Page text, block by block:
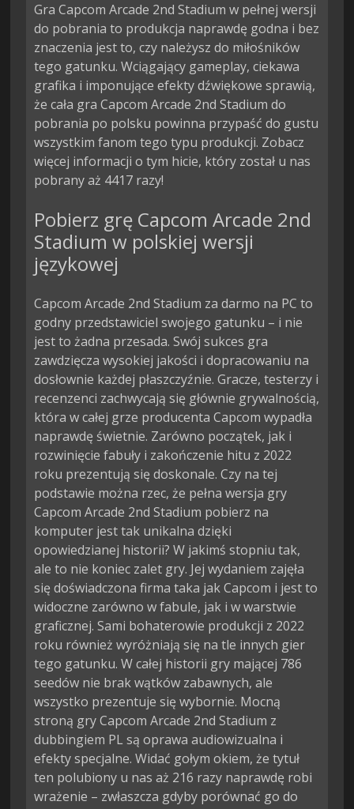
Gra Capcom Arcade 2nd Stadium w pełnej wersji
do pobrania to produkcja naprawdę godna i bez
znaczenia jest to, czy należysz do miłośników
tego gatunku. Wciągający gameplay, ciekawa
grafika i imponujące efekty dźwiękowe sprawią,
że cała gra Capcom Arcade 2nd Stadium do
pobrania po polsku powinna przypaść do gustu
wszystkim fanom tego typu produkcji. Zobacz
więcej informacji o tym hicie, który został u nas
pobrany aż 4417 razy!
Pobierz grę Capcom Arcade 2nd
Stadium w polskiej wersji
językowej
Capcom Arcade 2nd Stadium za darmo na PC to
godny przedstawiciel swojego gatunku – i nie
jest to żadna przesada. Swój sukces gra
zawdzięcza wysokiej jakości i dopracowaniu na
dosłownie każdej płaszczyźnie. Gracze, testerzy i
recenzenci zachwycają się głównie grywalnością,
która w całej grze producenta Capcom wypadła
naprawdę świetnie. Zarówno początek, jak i
rozwinięcie fabuły i zakończenie hitu z 2022
roku prezentują się doskonale. Czy na tej
podstawie można rzec, że pełna wersja gry
Capcom Arcade 2nd Stadium pobierz na
komputer jest tak unikalna dzięki
opowiedzianej historii? W jakimś stopniu tak,
ale to nie koniec zalet gry. Jej wydaniem zajęła
się doświadczona firma taka jak Capcom i jest to
widoczne zarówno w fabule, jak i w warstwie
graficznej. Sami bohaterowie produkcji z 2022
roku również wyróżniają się na tle innych gier
tego gatunku. W całej historii gry mającej 786
seedów nie brak wątków zabawnych, ale
wszystko prezentuje się wybornie. Mocną
stroną gry Capcom Arcade 2nd Stadium z
dubbingiem PL są oprawa audiowizualna i
efekty specjalne. Widać gołym okiem, że tytuł
ten polubiony u nas aż 216 razy naprawdę robi
wrażenie – zwłaszcza gdyby porównać go do